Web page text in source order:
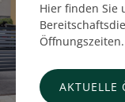
Hier finden Sie
Öffnungszeiten.
AKTUELLE